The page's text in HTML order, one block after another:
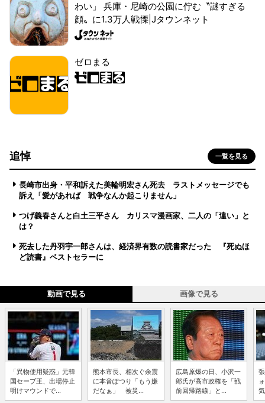
わい」 兵庫・尼崎の公園に佇む〝謎すぎる
顔〟に1.3万人戦慄|Jタウンネット
ゼロまる
追悼 一覧を見る
長崎市出身・平和訴えた美輪明宏さん死去 ラストメッセージでも
訴え「愛があれば 戦争なんか起こりません」
つげ義春さんと白土三平さん カリスマ漫画家、二人の「違い」と
は？
死去した丹羽宇一郎さんは、経済界有数の読書家だった 『死ぬほ
ど読書』ベストセラーに
動画で見る 画像で見る
「異物使用疑惑」元韓
国セーブ王、出場停止
明けマウンドで...
熊本市長、相次ぐ余震
に本音ぽつり「もう嫌
だなぁ」 被災...
広島原爆の日、小沢一
郎氏が高市政権を「戦
前回帰路線」と...